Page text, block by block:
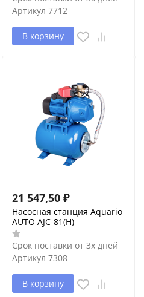
Артикул 7712
В корзину
21 547,50 ₽
Насосная станция Aquario
AUTO AJC-81(H)
Срок поставки от 3х дней
Артикул 7308
В корзину